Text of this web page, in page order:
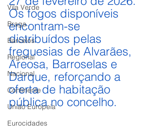
Vila Verde
Braga
Barcelos
Regional
Nacional
Continente
União Europeia
Eurocidades
Os fogos disponíveis
encontram-se
distribuídos pelas
freguesias de Alvarães,
Areosa, Barroselas e
Darque, reforçando a
oferta de habitação
pública no concelho.